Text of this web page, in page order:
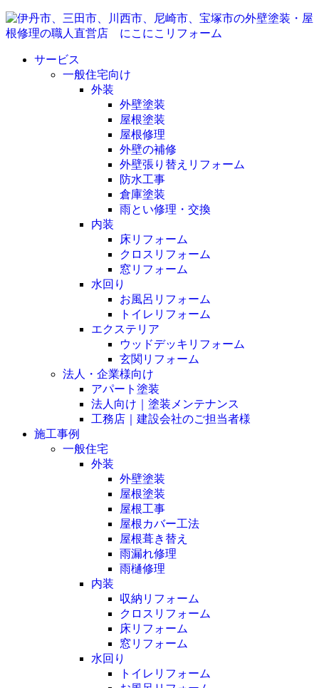
サービス
一般住宅向け
外装
外壁塗装
屋根塗装
屋根修理
外壁の補修
外壁張り替えリフォーム
防水工事
倉庫塗装
雨とい修理・交換
内装
床リフォーム
クロスリフォーム
窓リフォーム
水回り
お風呂リフォーム
トイレリフォーム
エクステリア
ウッドデッキリフォーム
玄関リフォーム
法人・企業様向け
アパート塗装
法人向け｜塗装メンテナンス
工務店｜建設会社のご担当者様
施工事例
一般住宅
外装
外壁塗装
屋根塗装
屋根工事
屋根カバー工法
屋根葺き替え
雨漏れ修理
雨樋修理
内装
収納リフォーム
クロスリフォーム
床リフォーム
窓リフォーム
水回り
トイレリフォーム